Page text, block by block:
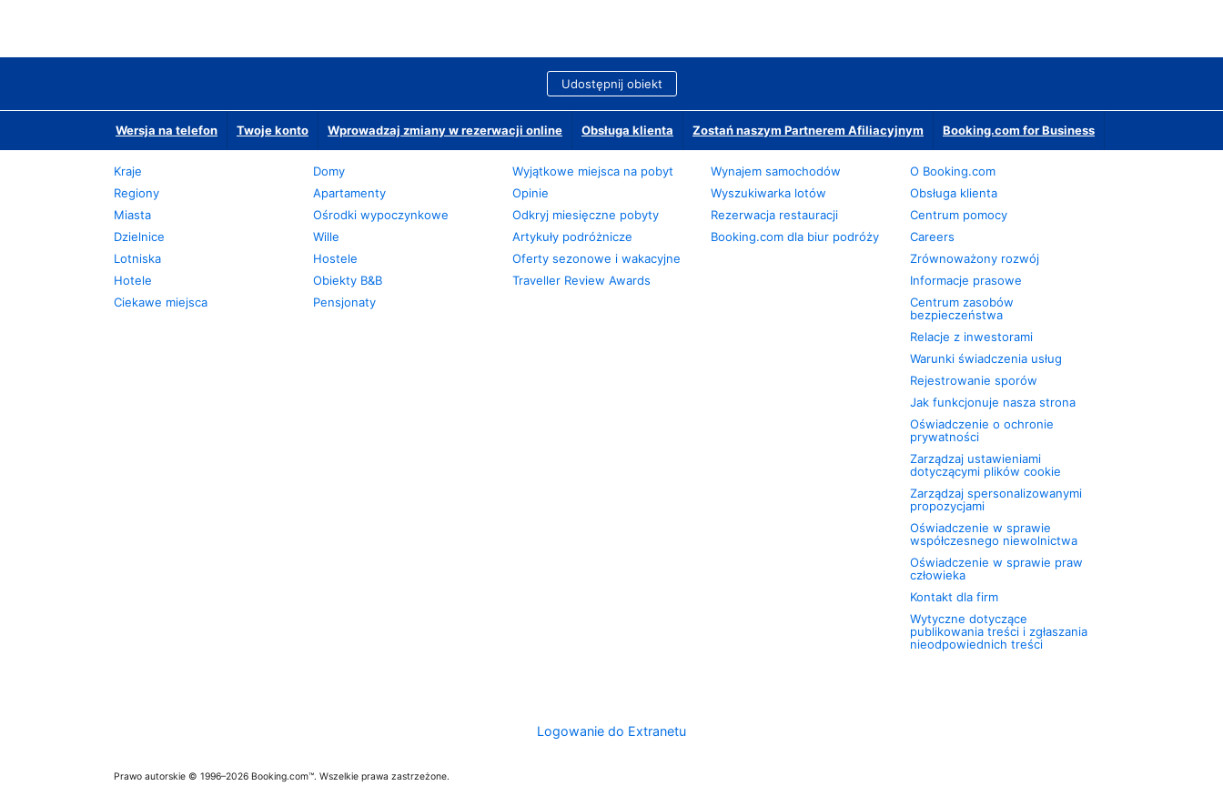
Udostępnij obiekt
Wersja na telefon Twoje konto Wprowadzaj zmiany w rezerwacji online Obsługa klienta Zostań naszym Partnerem Afiliacyjnym Booking.com for Business
Kraje
Regiony
Miasta
Dzielnice
Lotniska
Hotele
Ciekawe miejsca
Domy
Apartamenty
Ośrodki wypoczynkowe
Wille
Hostele
Obiekty B&B
Pensjonaty
Wyjątkowe miejsca na pobyt
Opinie
Odkryj miesięczne pobyty
Artykuły podróżnicze
Oferty sezonowe i wakacyjne
Traveller Review Awards
Wynajem samochodów
Wyszukiwarka lotów
Rezerwacja restauracji
Booking.com dla biur podróży
O Booking.com
Obsługa klienta
Centrum pomocy
Careers
Zrównoważony rozwój
Informacje prasowe
Centrum zasobów
bezpieczeństwa
Relacje z inwestorami
Warunki świadczenia usług
Rejestrowanie sporów
Jak funkcjonuje nasza strona
Oświadczenie o ochronie
prywatności
Zarządzaj ustawieniami
dotyczącymi plików cookie
Zarządzaj spersonalizowanymi
propozycjami
Oświadczenie w sprawie
współczesnego niewolnictwa
Oświadczenie w sprawie praw
człowieka
Kontakt dla firm
Wytyczne dotyczące
publikowania treści i zgłaszania
nieodpowiednich treści
Logowanie do Extranetu
Prawo autorskie © 1996–2026 Booking.com™. Wszelkie prawa zastrzeżone.